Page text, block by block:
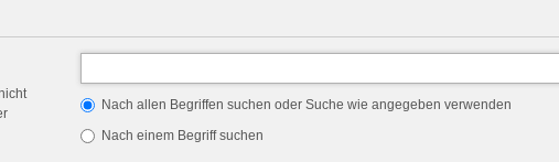
Nach allen Begriffen suchen oder Suche wie angegeben verwenden
Nach einem Begriff suchen